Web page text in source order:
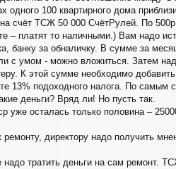
одного 100 квартирного дома
счёт ТСЖ 50 000 СчётРулей. По
– платят то наличными.) Вам надо
банку за обналичку. В сумме за
с умом - можно вложиться. Затем
К этой сумме необходимо
13% подоходного налога. По самым
деньги? Вряд ли! Но пусть так.
уже осталась только половина –
ремонту, директору надо получить
надо тратить деньги на сам ремонт.